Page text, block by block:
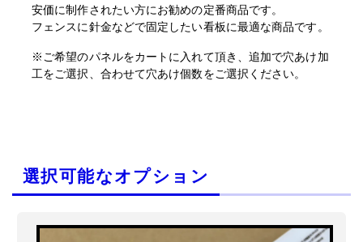
安価に制作されたい方にお勧めの定番商品です。
フェンスに針金などで固定したい看板に最適な商品です。
※ご希望のパネルをカートに入れて頂き、追加で穴あけ加
工をご選択、合わせて穴あけ個数をご選択ください。
選択可能なオプション